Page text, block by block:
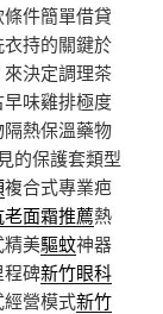
件簡單借貸
持的關鍵於
決定調理茶
味雞排極度
熱保溫藥物
的保護套類型
複合式專業疤
老面霜推薦熱
精美驅蚊神器
程碑新竹眼科
營模式新竹